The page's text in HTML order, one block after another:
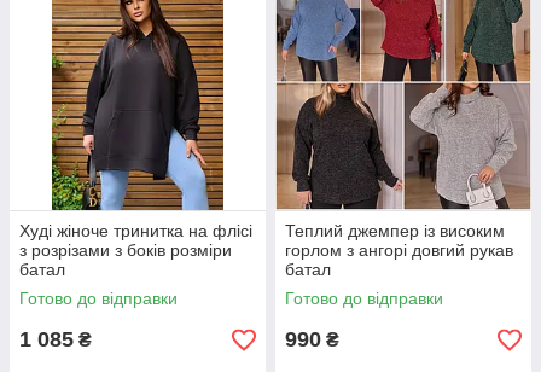
Худі жіноче тринитка на флісі
з розрізами з боків розміри
батал
Готово до відправки
1 085 ₴
Теплий джемпер із високим
горлом з ангорі довгий рукав
батал
Готово до відправки
990 ₴